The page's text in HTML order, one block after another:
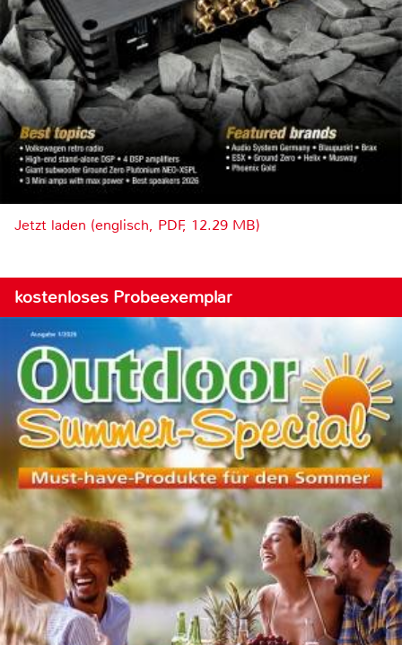
Jetzt laden (englisch, PDF, 12.29 MB)
kostenloses Probeexemplar